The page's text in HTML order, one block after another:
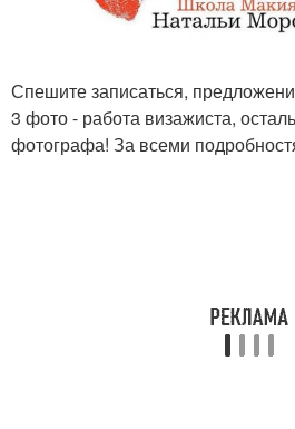
Спешите записаться,
3 фото - работа визажиста,
фотографа! За всеми